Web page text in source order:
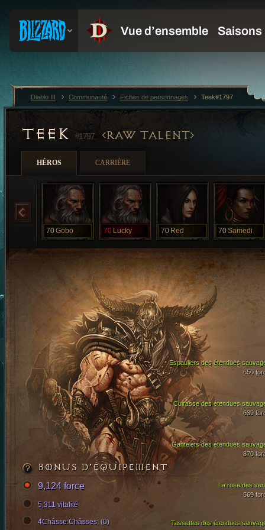
TEEK #1797 RAW TALENT
HÉROS CARRIÈRE
70Gobo 70 Lucky 70 Red 70Samedi
Cuirasse des étendues
639
Gantelets des étendues
870
Espauliers des étendues
650
Tassettes des étendues
La rose des
569
BONUS D’ÉQUIPEMENT
9,124 force
5,311 vitalité
4Châsse:Châsses; (0)
Diablo III Communauté Fiches de personnages Teek#1797